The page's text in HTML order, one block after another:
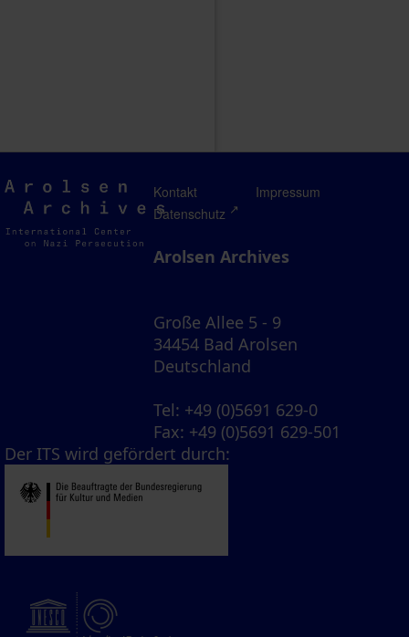
Arolsen
Archives
Kontakt
Impressum
Datenschutz
Arolsen Archives
Große Allee 5 - 9
34454 Bad Arolsen
Deutschland
Tel: +49 (0)5691 629-0
Fax: +49 (0)5691 629-501
Der ITS wird gefördert durch: